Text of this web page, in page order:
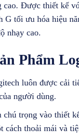
cao. Được thiết kế
tối ưu hóa hiệu
nhạy cao.
Phẩm
luôn được cải
người dùng.
chú trọng vào thiết
cách thoải mái và